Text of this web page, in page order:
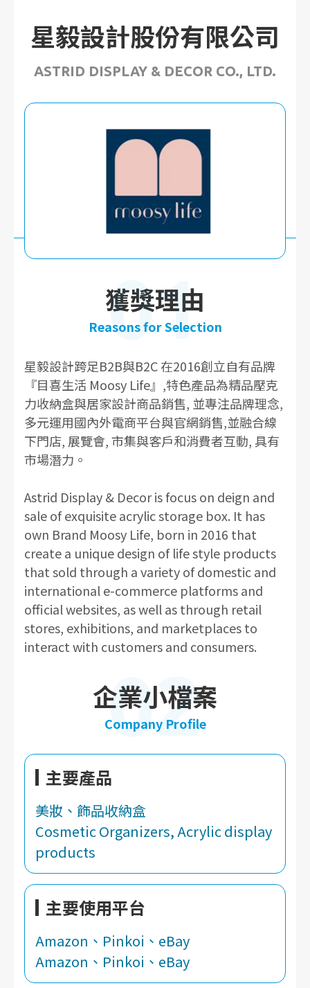
星毅設計股份有限公司
ASTRID DISPLAY & DECOR CO., LTD.
01
獲獎理由
Reasons for Selection
星毅設計跨足B2B與B2C 在2016創立自有品牌
『目喜生活 Moosy Life』,特色產品為精品壓克
力收納盒與居家設計商品銷售, 並專注品牌理念,
多元運用國內外電商平台與官網銷售,並融合線
下門店, 展覽會, 市集與客戶和消費者互動, 具有
市場潛力。
Astrid Display & Decor is focus on deign and
sale of exquisite acrylic storage box. It has
own Brand Moosy Life, born in 2016 that
create a unique design of life style products
that sold through a variety of domestic and
international e-commerce platforms and
official websites, as well as through retail
stores, exhibitions, and marketplaces to
interact with customers and consumers.
02
企業小檔案
Company Profile
主要產品
美妝、飾品收納盒
Cosmetic Organizers, Acrylic display
products
主要使用平台
Amazon、Pinkoi、eBay
Amazon、Pinkoi、eBay